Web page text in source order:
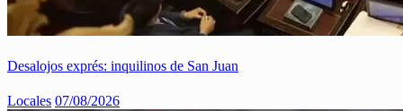
Desalojos exprés: inquilinos de San Juan
Locales 07/08/2026